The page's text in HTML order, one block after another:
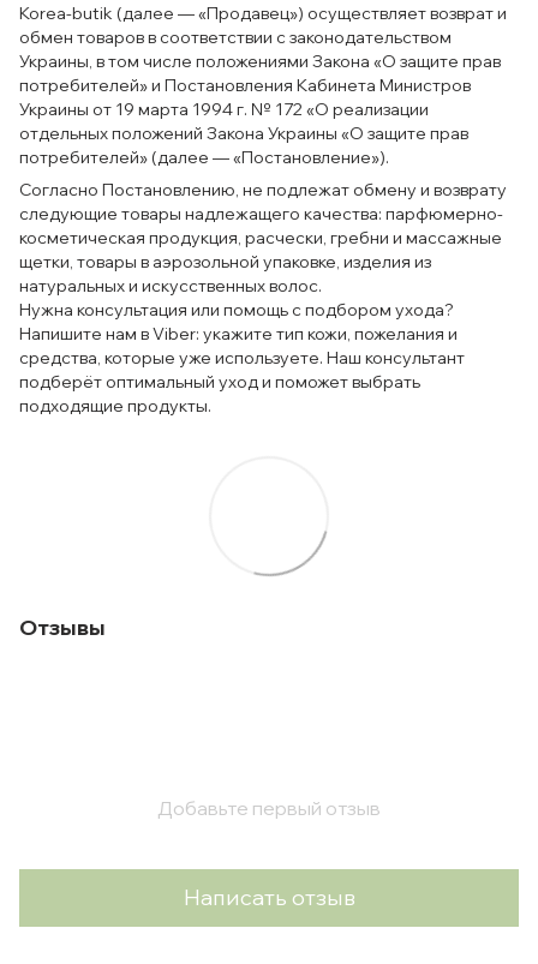
Korea-butik (далее — «Продавец») осуществляет возврат и
обмен товаров в соответствии с законодательством
Украины, в том числе положениями Закона «О защите прав
потребителей» и Постановления Кабинета Министров
Украины от 19 марта 1994 г. № 172 «О реализации
отдельных положений Закона Украины «О защите прав
потребителей» (далее — «Постановление»).
Согласно Постановлению, не подлежат обмену и возврату
следующие товары надлежащего качества: парфюмерно-
косметическая продукция, расчески, гребни и массажные
щетки, товары в аэрозольной упаковке, изделия из
натуральных и искусственных волос.
Нужна консультация или помощь с подбором ухода?
Напишите нам в Viber: укажите тип кожи, пожелания и
средства, которые уже используете. Наш консультант
подберёт оптимальный уход и поможет выбрать
подходящие продукты.
Отзывы
Добавьте первый отзыв
Написать отзыв